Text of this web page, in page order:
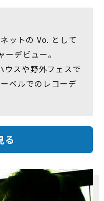
ットの Vo. として
デビュー。
ウスや野外フェスで
ベルでのレコーデ
る